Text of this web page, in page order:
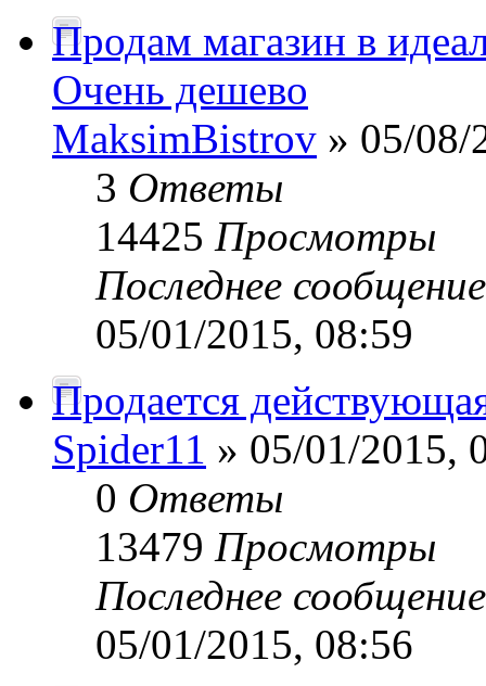
Продам магазин в
Очень дешево
MaksimBistrov » 05/08/
3 Ответы
14425 Просмотры
Последнее
05/01/2015, 08:59
Продается
Spider11 » 05/01/2015,
0 Ответы
13479 Просмотры
Последнее
05/01/2015, 08:56